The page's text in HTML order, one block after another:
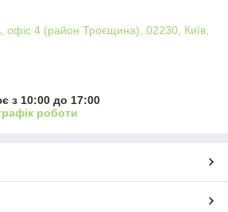
офіс 4 (район Троєщина), 02230, Київ,
з 10:00 до 17:00
роботи